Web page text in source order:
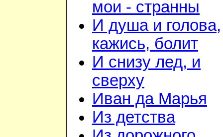
мои - странны
И душа и голова,
кажись, болит
И снизу лед, и
сверху
Иван да Марья
Из детства